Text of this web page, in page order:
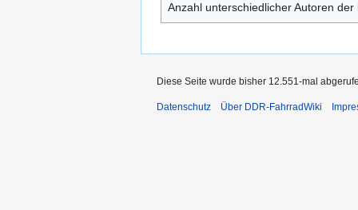
Anzahl unterschiedlicher Autoren
Diese Seite wurde bisher 12.551-mal
Datenschutz Über DDR-FahrradWiki